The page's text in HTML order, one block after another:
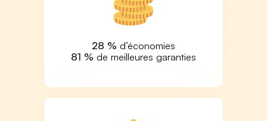
28 % d’économies
81 % de meilleures garanties